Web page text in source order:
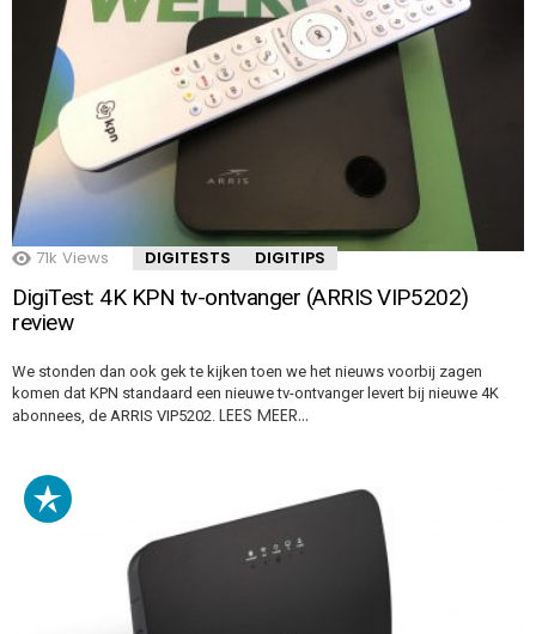
71k Views DIGITESTS DIGITIPS
DigiTest: 4K KPN tv-ontvanger (ARRIS VIP5202)
review
We stonden dan ook gek te kijken toen we het nieuws voorbij zagen
komen dat KPN standaard een nieuwe tv-ontvanger levert bij nieuwe 4K
abonnees, de ARRIS VIP5202. LEES MEER…